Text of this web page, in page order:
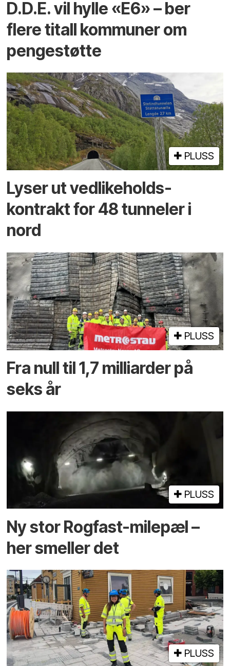
D.D.E. vil hylle «E6» – ber
flere titall kommuner om
pengestøtte
PLUSS
Lyser ut vedlikeholds­
kontrakt for 48 tunneler i
nord
PLUSS
Fra null til 1,7 milliarder på
seks år
PLUSS
Ny stor Rogfast-milepæl –
her smeller det
PLUSS